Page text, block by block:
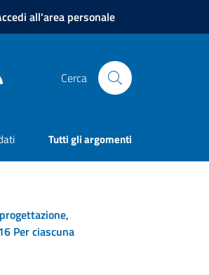
all'area personale
Cerca
Tutti gli argomenti
Per ciascuna